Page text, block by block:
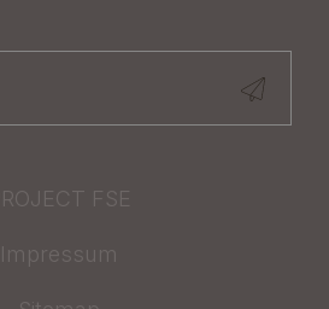
FSE
Impressum